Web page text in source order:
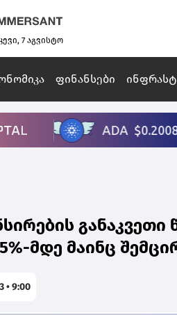
7 აგვისტო
ფინანსები
მდე მაინც
• 9:00